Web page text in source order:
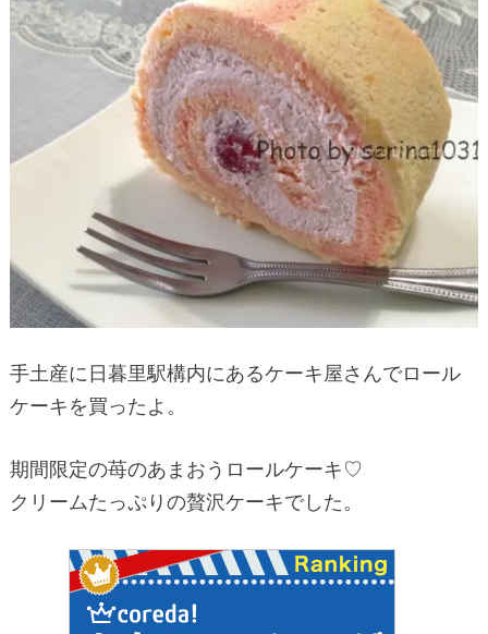
手土産に日暮里駅構内にあるケーキ屋さんでロール
ケーキを買ったよ。
期間限定の苺のあまおうロールケーキ♡
クリームたっぷりの贅沢ケーキでした。